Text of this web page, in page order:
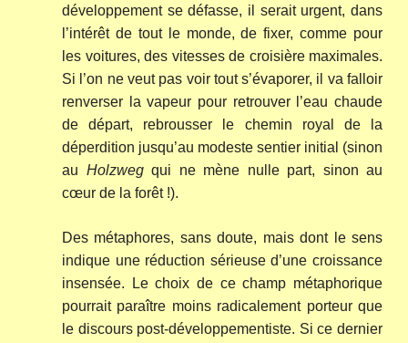
développement se défasse, il serait urgent, dans
l’intérêt de tout le monde, de fixer, comme pour
les voitures, des vitesses de croisière maximales.
Si l’on ne veut pas voir tout s’évaporer, il va falloir
renverser la vapeur pour retrouver l’eau chaude
de départ, rebrousser le chemin royal de la
déperdition jusqu’au modeste sentier initial (sinon
au Holzwegqui ne mène nulle part, sinon au
cœur de la forêt !).
Des métaphores, sans doute, mais dont le sens
indique une réduction sérieuse d’une croissance
insensée. Le choix de ce champ métaphorique
pourrait paraître moins radicalement porteur que
le discours post-développementiste. Si ce dernier